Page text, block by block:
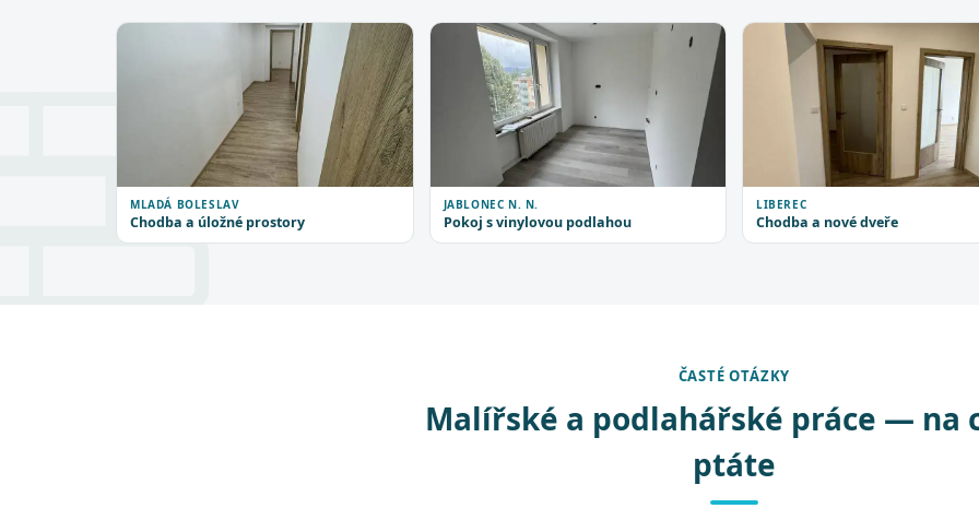
MLADÁ BOLESLAV
Chodba a úložné prostory
JABLONEC N. N.
Pokoj s vinylovou podlahou
LIBEREC
Chodba a nové dveře
ČASTÉ OTÁZKY
Malířské a podlahářské práce — na
ptáte